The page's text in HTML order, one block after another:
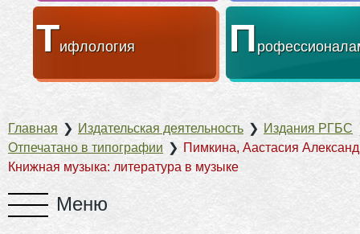
Тифлология П
Главная ❯ Издательская деятельность ❯ Издания РГБС
Отпечатано в типографии ❯ Пимкина, Аастасия
Книжная музыка: литература в музыке